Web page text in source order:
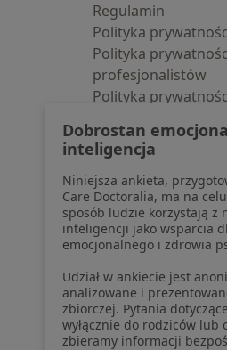
Regulamin
Polityka
Polityka
profesjonalistów
Polityka
pozyskaliśmy
Polityka cookies
Jak działają wyniki
Dostępność
O nas
Praca Rekrutujemy!
Partnerzy
Centrum prasowe
Kontakt
Dobrostan
inteligencja
Niniejsza ankieta,
Care Doctoralia, ma na
sposób ludzie korzystają z
inteligencji jako wsparcia
emocjonalnego i zdrowia
Udział w ankiecie jest
analizowane i
zbiorczej. Pytania
wyłącznie do rodziców
zbieramy informacji